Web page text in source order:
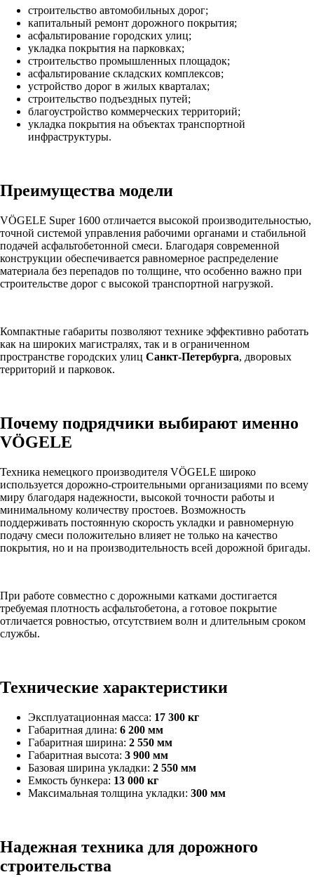
строительство автомобильных дорог;
капитальный ремонт дорожного покрытия;
асфальтирование городских улиц;
укладка покрытия на парковках;
строительство промышленных площадок;
асфальтирование складских комплексов;
устройство дорог в жилых кварталах;
строительство подъездных путей;
благоустройство коммерческих территорий;
укладка покрытия на объектах транспортной
инфраструктуры.
Преимущества модели
VÖGELE Super 1600 отличается высокой производительностью,
точной системой управления рабочими органами и стабильной
подачей асфальтобетонной смеси. Благодаря современной
конструкции обеспечивается равномерное распределение
материала без перепадов по толщине, что особенно важно при
строительстве дорог с высокой транспортной нагрузкой.
Компактные габариты позволяют технике эффективно работать
как на широких магистралях, так и в ограниченном
пространстве городских улиц Санкт-Петербурга, дворовых
территорий и парковок.
Почему подрядчики выбирают именно
VÖGELE
Техника немецкого производителя VÖGELE широко
используется дорожно-строительными организациями по всему
миру благодаря надежности, высокой точности работы и
минимальному количеству простоев. Возможность
поддерживать постоянную скорость укладки и равномерную
подачу смеси положительно влияет не только на качество
покрытия, но и на производительность всей дорожной бригады.
При работе совместно с дорожными катками достигается
требуемая плотность асфальтобетона, а готовое покрытие
отличается ровностью, отсутствием волн и длительным сроком
службы.
Технические характеристики
Эксплуатационная масса: 17 300 кг
Габаритная длина: 6 200 мм
Габаритная ширина: 2 550 мм
Габаритная высота: 3 900 мм
Базовая ширина укладки: 2 550 мм
Емкость бункера: 13 000 кг
Максимальная толщина укладки: 300 мм
Надежная техника для дорожного
строительства